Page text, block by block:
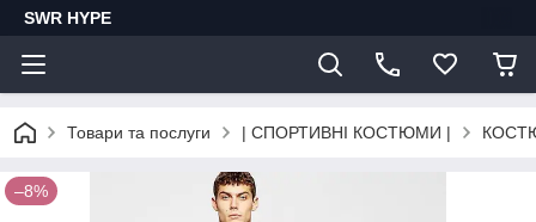
SWR HYPE
Товари та послуги | СПОРТИВНІ КОСТЮМИ |
–8%